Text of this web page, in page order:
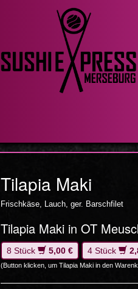
Tilapia Maki
Frischkäse, Lauch, ger. Barschfilet
Tilapia Maki in OT
8 Stück 5,00 € 4 Stück
(Button klicken, um Tilapia Maki in den